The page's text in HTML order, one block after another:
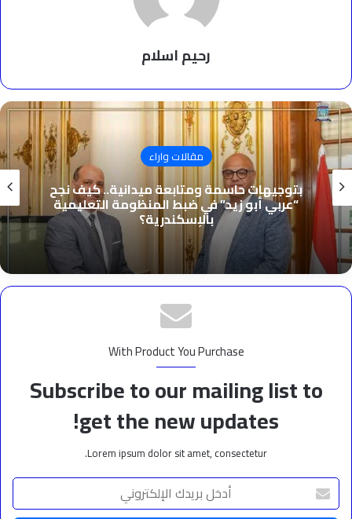
رحيم اسلام
مقالات واراء
بتوجيهات حاسمة ومتابعة ميدانية.. كيف نجح
“عربي أبو زيد” في ضبط المنظومة التعليمية
بالإسكندرية؟
With Product You Purchase
Subscribe to our mailing list to
get the new updates!
Lorem ipsum dolor sit amet, consectetur.
أدخل
بريدك